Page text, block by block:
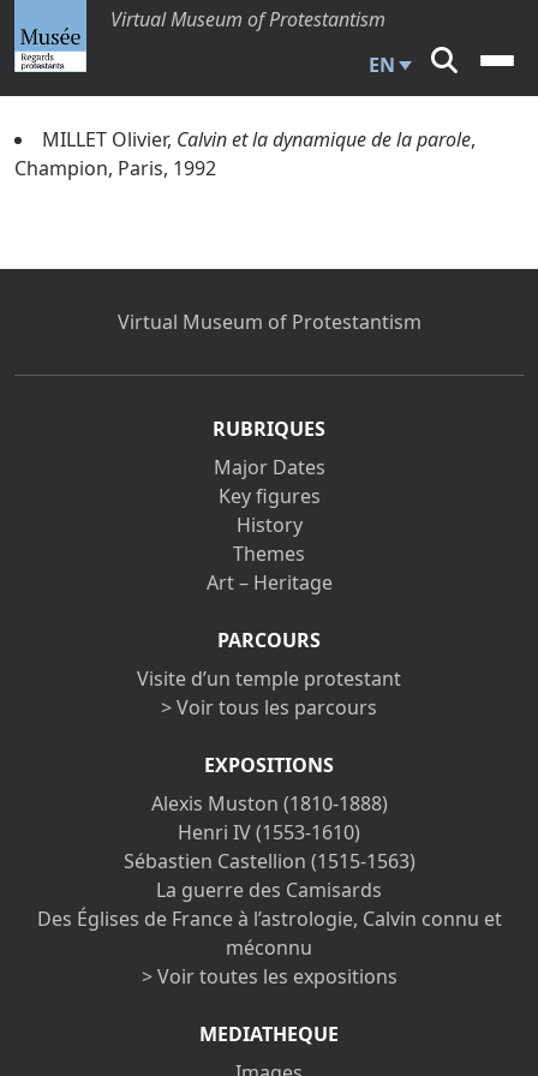
Virtual Museum of Protestantism
EN
MILLET Olivier, Calvin et la dynamique de la parole,
Champion, Paris, 1992
Virtual Museum of Protestantism
RUBRIQUES
Major Dates
Key figures
History
Themes
Art – Heritage
PARCOURS
Visite d’un temple protestant
> Voir tous les parcours
EXPOSITIONS
Alexis Muston (1810-1888)
Henri IV (1553-1610)
Sébastien Castellion (1515-1563)
La guerre des Camisards
Des Églises de France à l’astrologie, Calvin connu et
méconnu
> Voir toutes les expositions
MEDIATHEQUE